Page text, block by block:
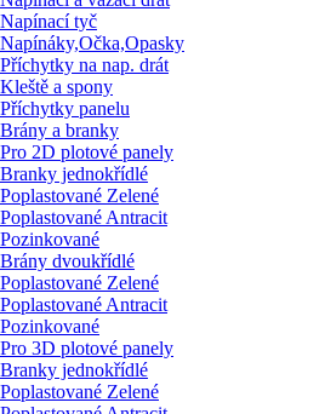
Napínací tyč
Napínáky,Očka,Opasky
Příchytky na nap. drát
Kleště a spony
Příchytky panelu
Brány a branky
Pro 2D plotové panely
Branky jednokřídlé
Poplastované Zelené
Poplastované Antracit
Pozinkované
Brány dvoukřídlé
Poplastované Zelené
Poplastované Antracit
Pozinkované
Pro 3D plotové panely
Branky jednokřídlé
Poplastované Zelené